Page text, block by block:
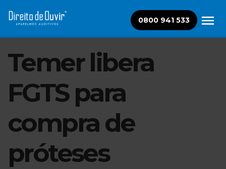
0800 941 533
Temer libera
FGTS para
compra de
próteses